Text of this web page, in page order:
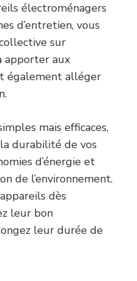
électroménagers
d’entretien, vous
sur
apporter aux
également alléger
mais efficaces,
durabilité de vos
d’énergie et
de l’environnement.
dès
leur bon
leur durée de